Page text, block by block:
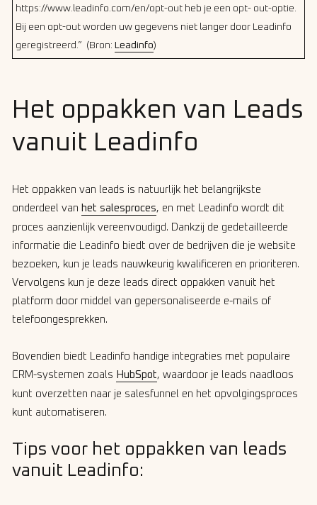
https://www.leadinfo.com/en/opt-out heb je een opt- out-optie.
Bij een opt-out worden uw gegevens niet langer door Leadinfo
geregistreerd.” (Bron: Leadinfo)
Het oppakken van Leads
vanuit Leadinfo
Het oppakken van leads is natuurlijk het belangrijkste
onderdeel van het salesproces, en met Leadinfo wordt dit
proces aanzienlijk vereenvoudigd. Dankzij de gedetailleerde
informatie die Leadinfo biedt over de bedrijven die je website
bezoeken, kun je leads nauwkeurig kwalificeren en prioriteren.
Vervolgens kun je deze leads direct oppakken vanuit het
platform door middel van gepersonaliseerde e-mails of
telefoongesprekken.
Bovendien biedt Leadinfo handige integraties met populaire
CRM-systemen zoals HubSpot, waardoor je leads naadloos
kunt overzetten naar je salesfunnel en het opvolgingsproces
kunt automatiseren.
Tips voor het oppakken van leads
vanuit Leadinfo: